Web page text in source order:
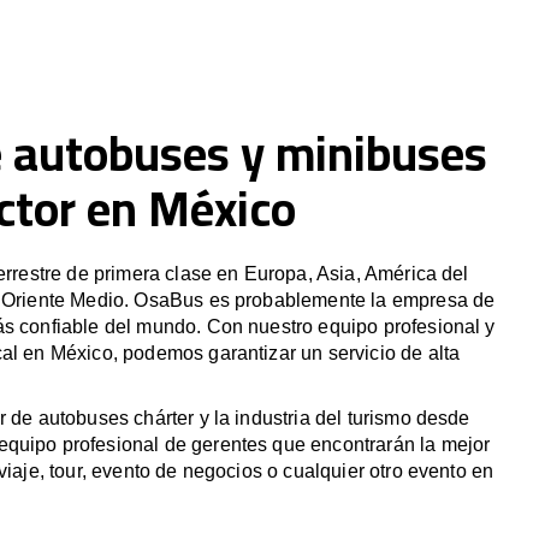
y minibuses
en México
de primera clase en Europa, Asia, América del
Medio. OsaBus es probablemente la empresa de
confiable del mundo. Con nuestro equipo profesional y
en México, podemos garantizar un servicio de alta
de autobuses chárter y la industria del turismo desde
profesional de gerentes que encontrarán la mejor
tour, evento de negocios o cualquier otro evento en